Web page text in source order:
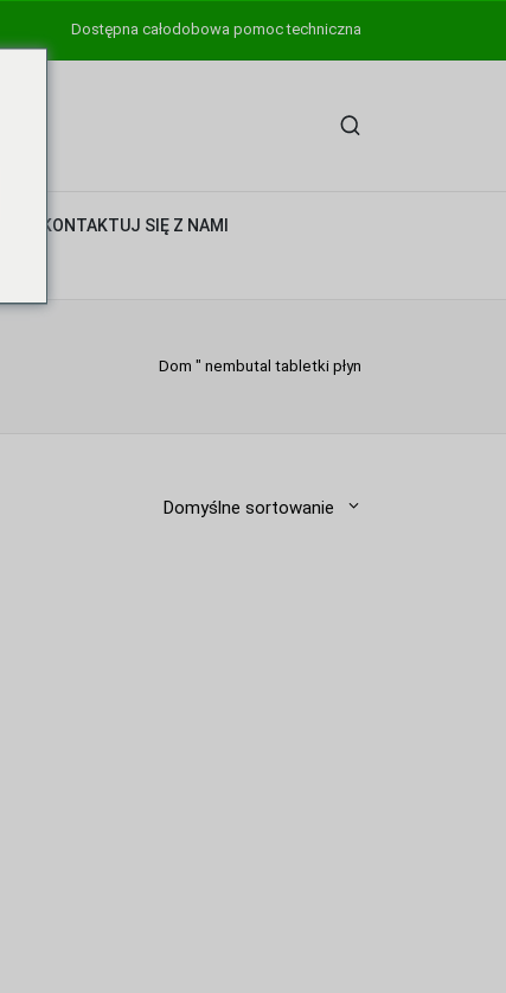
Dostępna całodobowa pomoc techniczna
SKONTAKTUJ SIĘ Z NAMI
Dom " nembutal tabletki płyn
Domyślne sortowanie